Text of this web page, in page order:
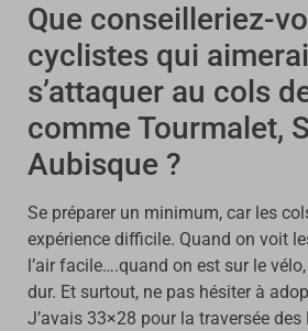
Que conseilleriez-
cyclistes qui
s’attaquer au cols
comme Tourmalet,
Aubisque ?
Se préparer un minimum, car les
expérience difficile. Quand on voit
l’air facile….quand on est sur le
dur. Et surtout, ne pas hésiter à
J’avais 33×28 pour la traversée des